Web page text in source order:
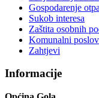
Gospodarenje
Sukob interesa
Zaštita osobnih
Komunalni
Zahtjevi
Informacije